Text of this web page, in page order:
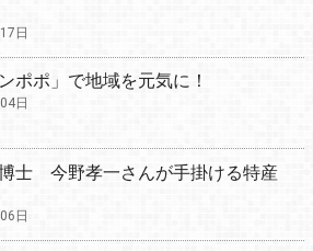
日
ポポ」で地域を元気に！
日
士 今野孝一さんが手掛ける特産
日